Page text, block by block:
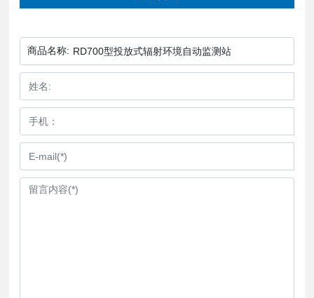
商品名称: RD700型投放式辐射环境自动监测站